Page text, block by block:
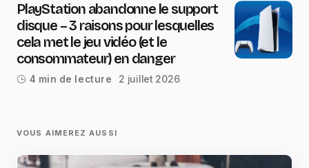
PlayStation abandonne le support
disque – 3 raisons pour lesquelles
cela met le jeu vidéo (et le
consommateur) en danger
4 min de lecture 2 juillet 2026
VOUS AIMEREZ AUSSI